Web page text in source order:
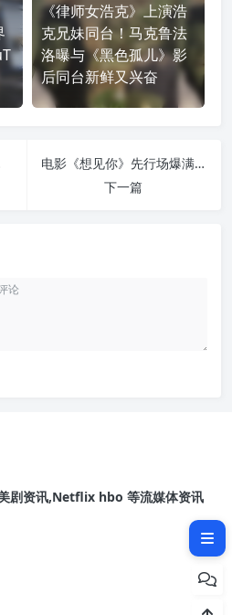
《律师女浩克》上演浩
克兄妹同台！马克鲁法
洛曝与《黑色孤儿》影
后同台新鲜又兴奋
电影《想见你》先行场爆满！粉丝冲戏院大赞圆满剧版遗憾
下一篇
剧资讯,Netflix hbo 等流媒体资讯